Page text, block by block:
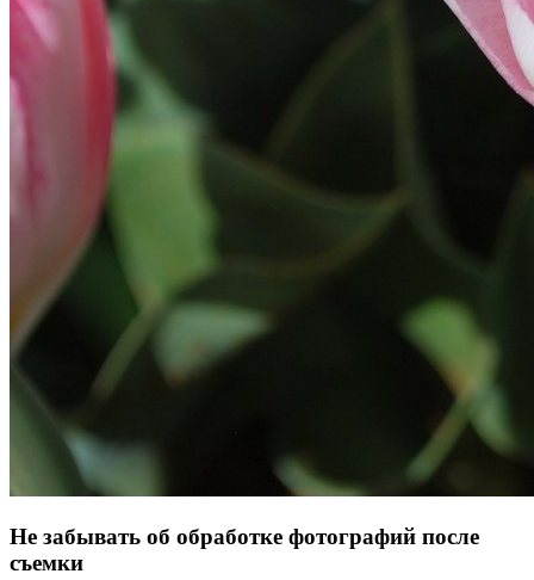
Не забывать об обработке фотографий после
съемки